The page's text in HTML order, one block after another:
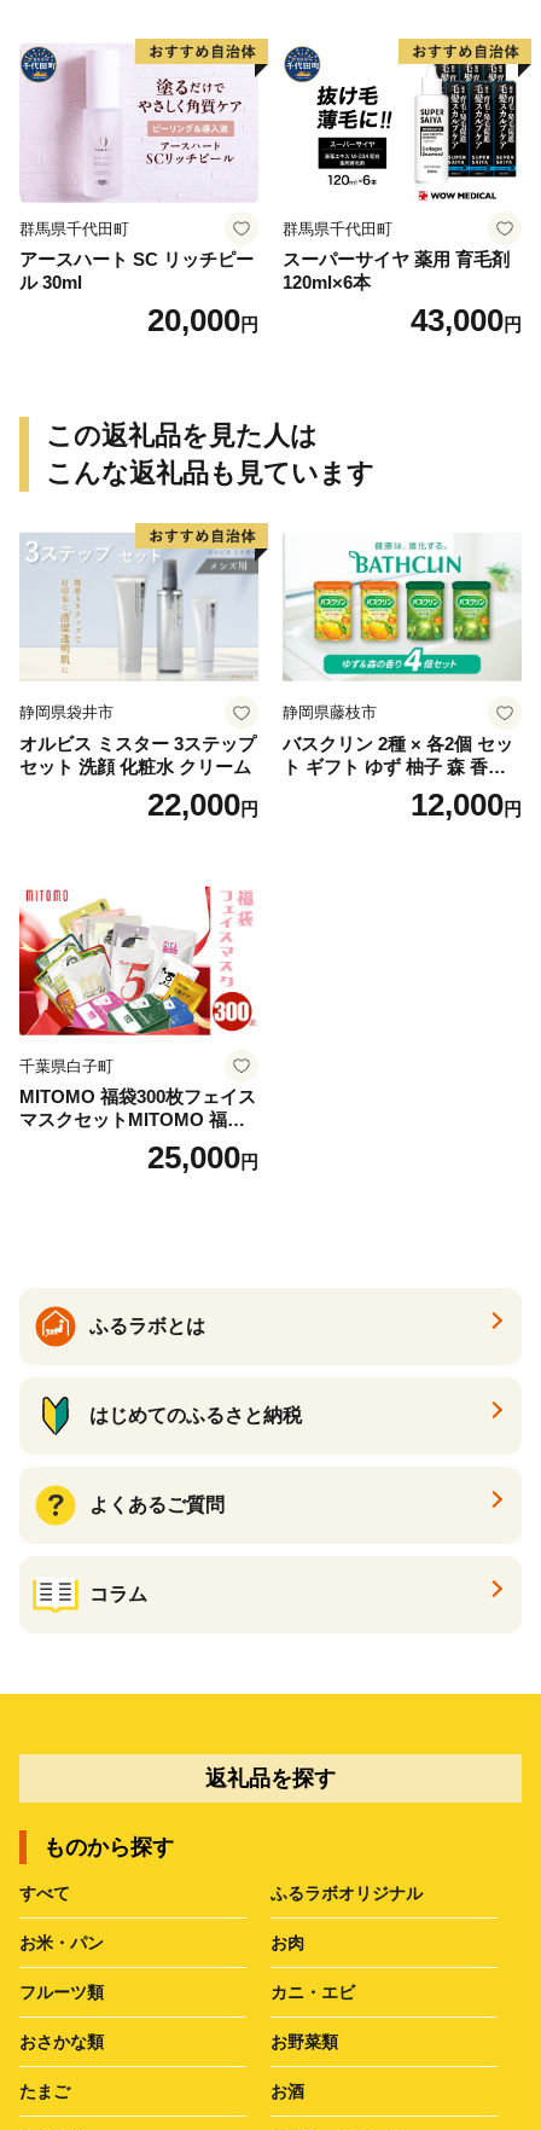
群馬県千代田町
アースハート SC リッチピー
ル 30ml
20,000円
群馬県千代田町
スーパーサイヤ 薬用 育毛剤
120ml×6本
43,000円
この返礼品を見た人は
こんな返礼品も見ています
静岡県袋井市
オルビス ミスター 3ステップ
セット 洗顔 化粧水 クリーム
22,000円
静岡県藤枝市
バスクリン 2種 × 各2個 セッ
ト ギフト ゆず 柚子 森 香り
日用品 お風呂 バス用品 温活
アロマ 香り まとめ買い静岡
12,000円
千葉県白子町
MITOMO 福袋300枚フェイス
マスクセットMITOMO 福袋3
00枚フェイスマスクセット
ふるさと納税 パック ファイ
25,000円
ふるラボとは
はじめてのふるさと納税
よくあるご質問
コラム
返礼品を探す
ものから探す
すべて ふるラボオリジナル
お米・パン お肉
フルーツ類 カニ・エビ
おさかな類 お野菜類
たまご お酒